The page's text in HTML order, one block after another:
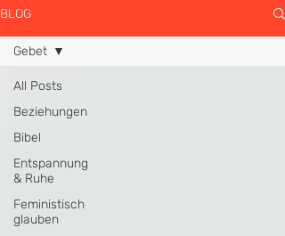
BLOG
All Posts
Beziehungen
Bibel
Entspannung
& Ruhe
Feministisch
glauben
Gebet